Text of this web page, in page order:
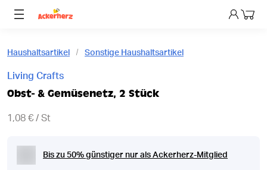
Dein
Haushaltsartikel Sonstige Haushaltsartikel
Living Crafts
Obst- & Gemüsenetz, 2 Stück
1,08 € / St
Bis zu 50% günstiger nur als Ackerherz-Mitglied